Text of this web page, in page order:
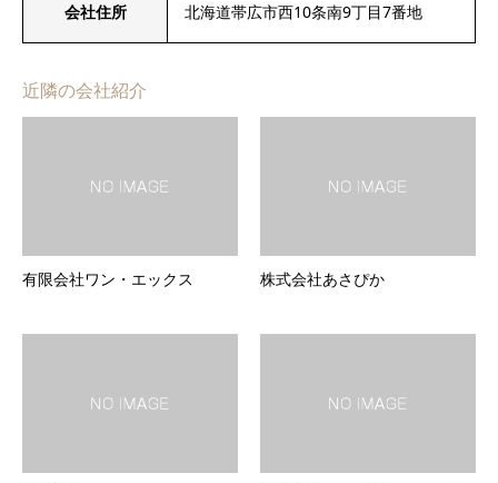
会社住所 北海道帯広市西10条南9丁目7番地
近隣の会社紹介
有限会社ワン・エックス 株式会社あさぴか